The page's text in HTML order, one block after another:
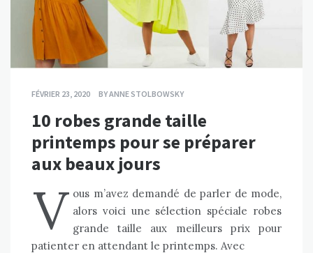
FÉVRIER 23, 2020 BYANNE STOLBOWSKY
10 robes grande taille
printemps pour se préparer
aux beaux jours
V ous m’avez demandé de parler de mode,
alors voici une sélection spéciale robes
grande taille aux meilleurs prix pour
patienter en attendant le printemps. Avec